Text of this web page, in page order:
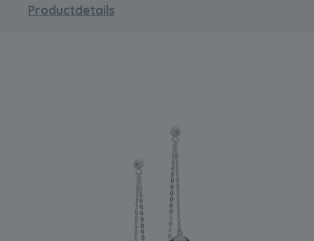
Productdetails